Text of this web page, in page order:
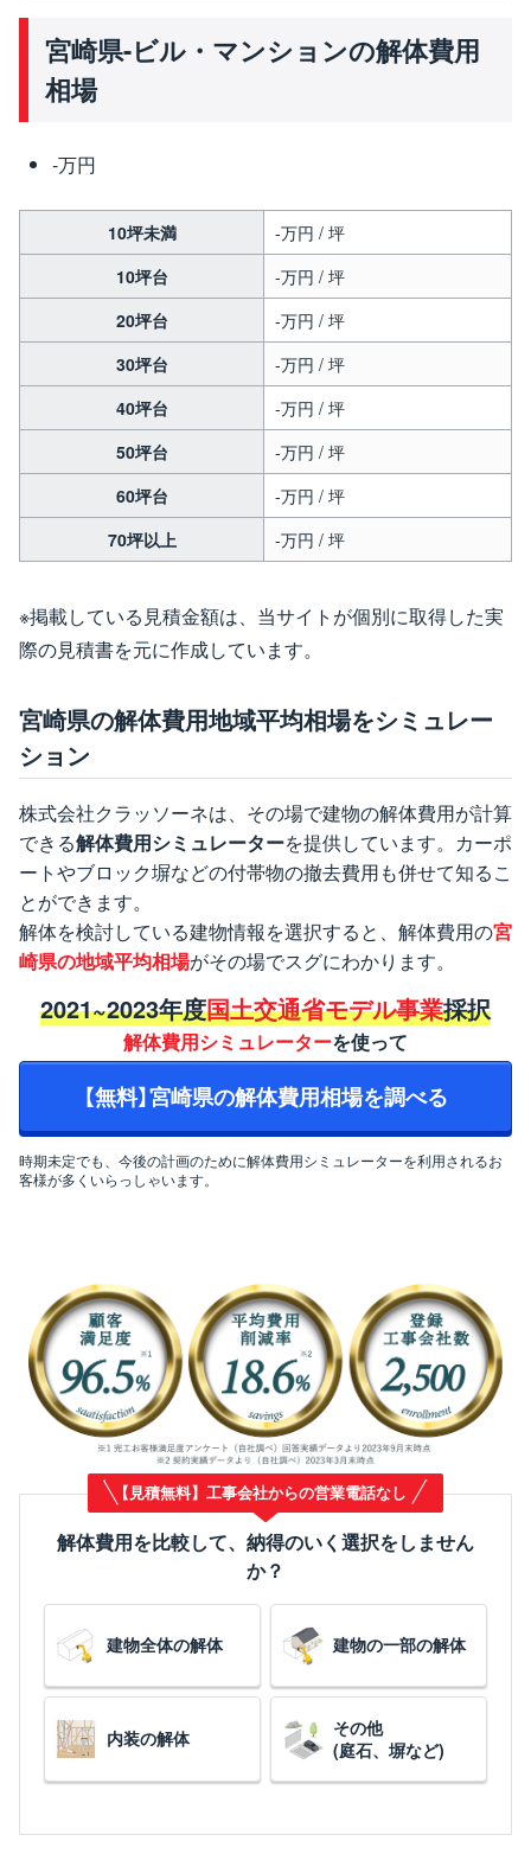
宮崎県-ビル・マンションの解体費用
相場
-万円
10坪未満
-万円 / 坪
10坪台
-万円 / 坪
20坪台
-万円 / 坪
30坪台
-万円 / 坪
40坪台
-万円 / 坪
50坪台
-万円 / 坪
60坪台
-万円 / 坪
70坪以上
-万円 / 坪
※掲載している見積金額は、当サイトが個別に取得した実
際の見積書を元に作成しています。
宮崎県の解体費用地域平均相場をシミュレー
ション
株式会社クラッソーネは、その場で建物の解体費用が計算
できる解体費用シミュレーターを提供しています。カーポ
ートやブロック塀などの付帯物の撤去費用も併せて知るこ
とができます。
解体を検討している建物情報を選択すると、解体費用の宮
崎県の地域平均相場がその場でスグにわかります。
2021~2023年度国土交通省モデル事業採択
解体費用シミュレーターを使って
【無料】宮崎県の解体費用相場を調べる
時期未定でも、今後の計画のために解体費用シミュレーターを利用されるお
客様が多くいらっしゃいます。
【見積無料】工事会社からの営業電話なし
解体費用を比較して、納得のいく選択をしません
か？
建物全体の解体 建物の一部の解体
内装の解体
その他
(庭石、塀など)